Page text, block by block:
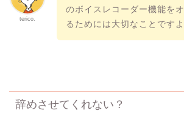
terico.
のボイスレコーダー機能を
るためには大切なことですよ
辞めさせてくれない？